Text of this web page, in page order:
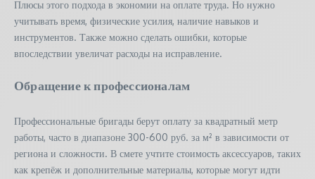
Плюсы этого подхода в экономии на оплате труда. Но нужно
учитывать время, физические усилия, наличие навыков и
инструментов. Также можно сделать ошибки, которые
впоследствии увеличат расходы на исправление.
Обращение к профессионалам
Профессиональные бригады берут оплату за квадратный метр
работы, часто в диапазоне 300-600 руб. за м² в зависимости от
региона и сложности. В смете учтите стоимость аксессуаров, таких
как крепёж и дополнительные материалы, которые могут идти